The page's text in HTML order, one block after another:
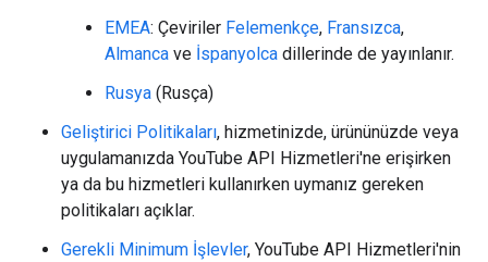
EMEA: Çeviriler Felemenkçe, Fransızca,
Almanca ve İspanyolca dillerinde de yayınlanır.
Rusya (Rusça)
Geliştirici Politikaları, hizmetinizde, ürününüzde veya
uygulamanızda YouTube API Hizmetleri'ne erişirken
ya da bu hizmetleri kullanırken uymanız gereken
politikaları açıklar.
Gerekli Minimum İşlevler, YouTube API Hizmetleri'nin